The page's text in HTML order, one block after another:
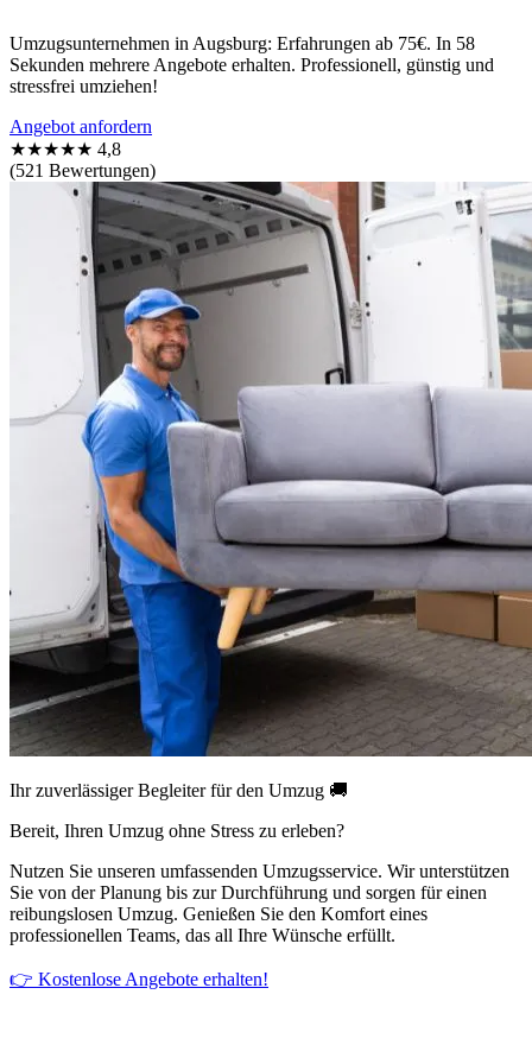
Umzugsunternehmen in Augsburg: Erfahrungen ab 75€. In 58
Sekunden mehrere Angebote erhalten. Professionell, günstig und
stressfrei umziehen!
Angebot anfordern
★★★★★ 4,8
(521 Bewertungen)
Ihr zuverlässiger Begleiter für den Umzug 🚚
Bereit, Ihren Umzug ohne Stress zu erleben?
Nutzen Sie unseren umfassenden Umzugsservice. Wir unterstützen
Sie von der Planung bis zur Durchführung und sorgen für einen
reibungslosen Umzug. Genießen Sie den Komfort eines
professionellen Teams, das all Ihre Wünsche erfüllt.
👉 Kostenlose Angebote erhalten!